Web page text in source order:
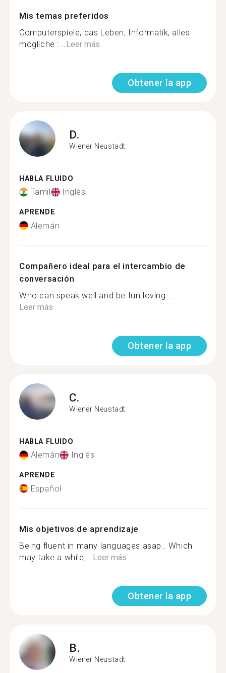
Mis temas preferidos
Computerspiele, das Leben, Informatik, alles
mögliche :... Leer más
Obtener la app
D.
Wiener Neustadt
HABLA FLUIDO
Tamil Inglés
APRENDE
Alemán
Compañero ideal para el intercambio de
conversación
Who can speak well and be fun loving......
Leer más
Obtener la app
C.
Wiener Neustadt
HABLA FLUIDO
Alemán Inglés
APRENDE
Español
Mis objetivos de aprendizaje
Being fluent in many languages asap.. Which
may take a while,... Leer más
Obtener la app
B.
Wiener Neustadt